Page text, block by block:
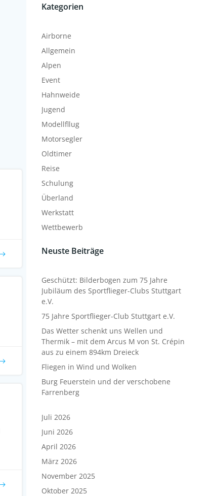
Kategorien
Airborne
Allgemein
Alpen
Event
Hahnweide
Jugend
Modellfllug
Motorsegler
Oldtimer
Reise
Schulung
Überland
Werkstatt
Wettbewerb
Neuste Beiträge
Geschützt: Bilderbogen zum 75 Jahre
Jubiläum des Sportflieger-Clubs Stuttgart
e.V.
75 Jahre Sportflieger-Club Stuttgart e.V.
Das Wetter schenkt uns Wellen und
Thermik – mit dem Arcus M von St. Crépin
aus zu einem 894km Dreieck
Fliegen in Wind und Wolken
Burg Feuerstein und der verschobene
Farrenberg
Juli 2026
Juni 2026
April 2026
März 2026
November 2025
Oktober 2025